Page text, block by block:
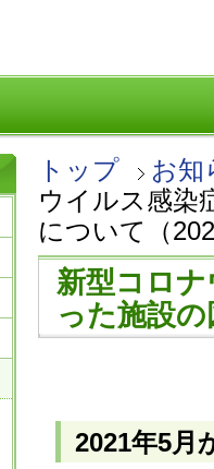
トップ
お知
ウイルス感染
について（
新型コロ
った施設
2021年5月